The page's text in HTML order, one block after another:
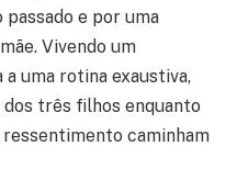
e por uma
Vivendo um
uma rotina exaustiva,
três filhos enquanto
caminham